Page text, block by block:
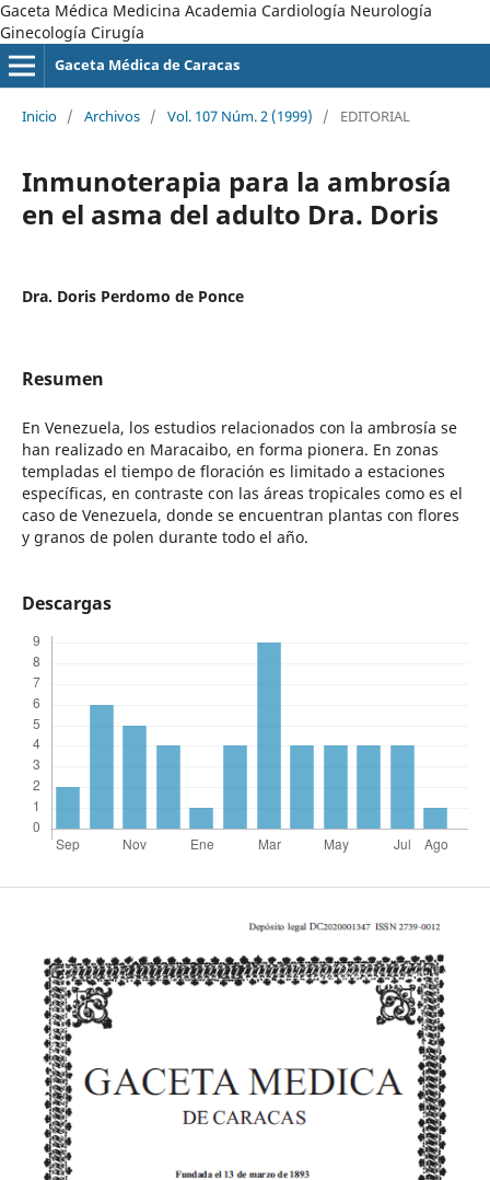
Gaceta Médica Medicina Academia Cardiología Neurología
Ginecología Cirugía
Gaceta Médica de Caracas
Inicio / Archivos / Vol. 107 Núm. 2 (1999) / EDITORIAL
Inmunoterapia para la ambrosía
en el asma del adulto Dra. Doris
Dra. Doris Perdomo de Ponce
Resumen
En Venezuela, los estudios relacionados con la ambrosía se
han realizado en Maracaibo, en forma pionera. En zonas
templadas el tiempo de floración es limitado a estaciones
específicas, en contraste con las áreas tropicales como es el
caso de Venezuela, donde se encuentran plantas con flores
y granos de polen durante todo el año.
Descargas